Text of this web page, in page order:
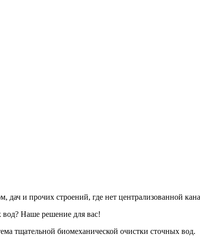
дач и прочих строений, где нет централизованной
Наше решение для вас!
тщательной биомеханической очистки сточных вод.